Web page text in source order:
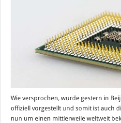
Wie versprochen, wurde gestern in
offiziell vorgestellt und somit ist auch
nun um einen mittlerweile weltweit